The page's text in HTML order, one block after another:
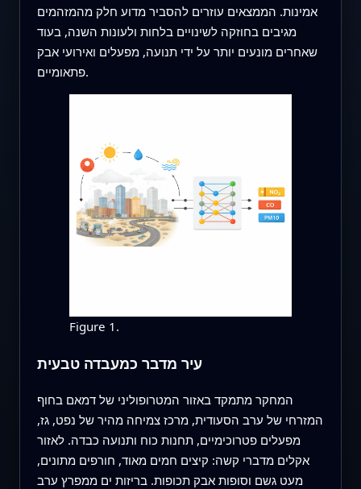
אמינות. הממצאים עוזרים להסביר מדוע חלק מהמזהמים
מגיבים בחוזקה לשינויים בלחות ולעונות השנה, בעוד
שאחרים מונעים יותר על ידי תנועה, מפעלים ואירועי אבק
פתאומיים.
Figure 1.
עיר מדבר כמעבדה טבעית
המחקר מתמקד באזור המטרופוליני של דמאם בחוף
המזרחי של ערב הסעודית, מרכז צמיחה מהיר של נפט, גז,
מפעלים פטרוכימיים, תחנות כוח ותנועה כבדה. לאזור
אקלים מדברי קשה: קיצים חמים מאוד, חורפים מתונים,
מעט גשם וסופות אבק תכופות. בריזות ים ממפרץ ערב